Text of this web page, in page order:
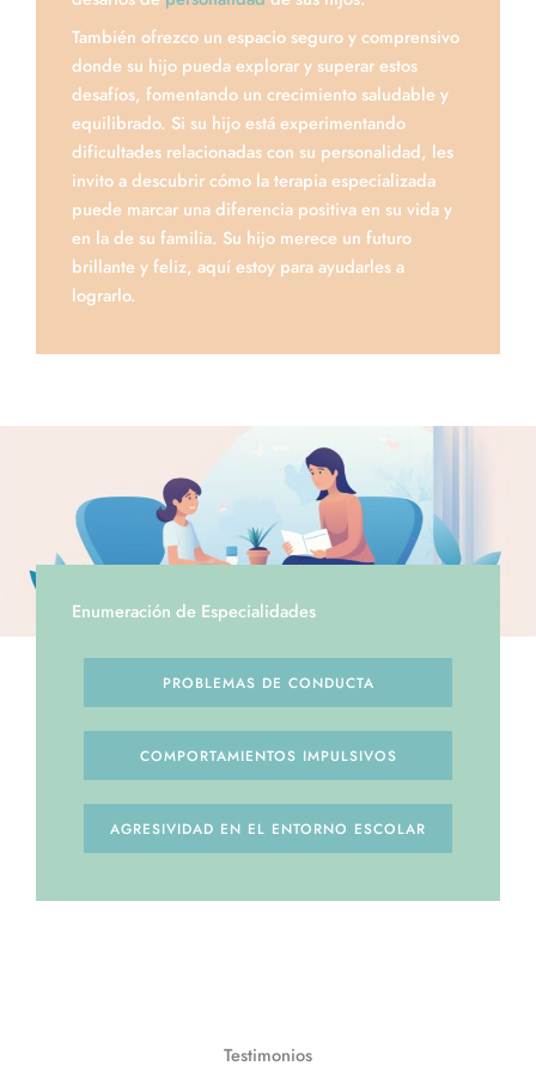
También ofrezco un espacio seguro y comprensivo
donde su hijo pueda explorar y superar estos
desafíos, fomentando un crecimiento saludable y
equilibrado. Si su hijo está experimentando
dificultades relacionadas con su personalidad, les
invito a descubrir cómo la terapia especializada
puede marcar una diferencia positiva en su vida y
en la de su familia. Su hijo merece un futuro
brillante y feliz, aquí estoy para ayudarles a
lograrlo.
Enumeración de Especialidades
PROBLEMAS DE CONDUCTA
COMPORTAMIENTOS IMPULSIVOS
AGRESIVIDAD EN EL ENTORNO ESCOLAR
Testimonios